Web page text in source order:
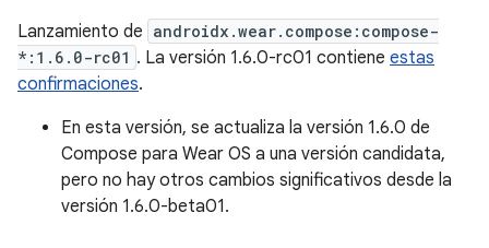
Lanzamiento de androidx.wear.compose:compose-
*:1.6.0-rc01 . La versión 1.6.0-rc01 contiene estas
confirmaciones.
En esta versión, se actualiza la versión 1.6.0 de
Compose para Wear OS a una versión candidata,
pero no hay otros cambios significativos desde la
versión 1.6.0-beta01.